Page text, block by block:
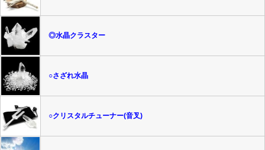
◎水晶クラスター
○さざれ水晶
○クリスタルチューナー(音叉)